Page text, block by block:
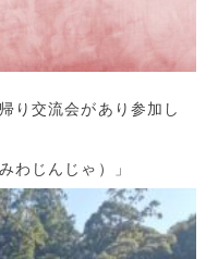
り交流会があり参加し
わじんじゃ）」